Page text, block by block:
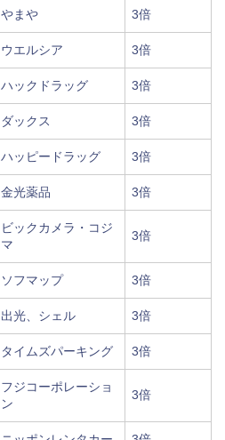
やまや 3倍
ウエルシア 3倍
ハックドラッグ 3倍
ダックス 3倍
ハッピードラッグ 3倍
金光薬品 3倍
ビックカメラ・コジ
マ
3倍
ソフマップ 3倍
出光、シェル 3倍
タイムズパーキング 3倍
フジコーポレーショ
ン
3倍